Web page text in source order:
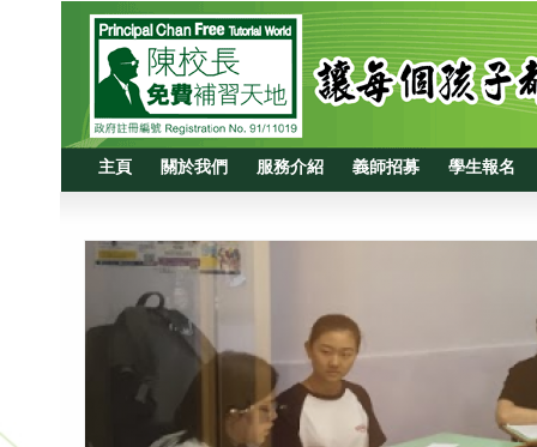
主頁 關於我們 服務介紹 義師招募 學生報名